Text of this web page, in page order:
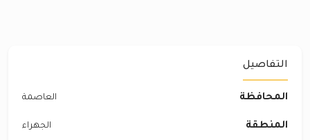
التفاصيل
المحافظة العاصمة
المنطقة الجهراء